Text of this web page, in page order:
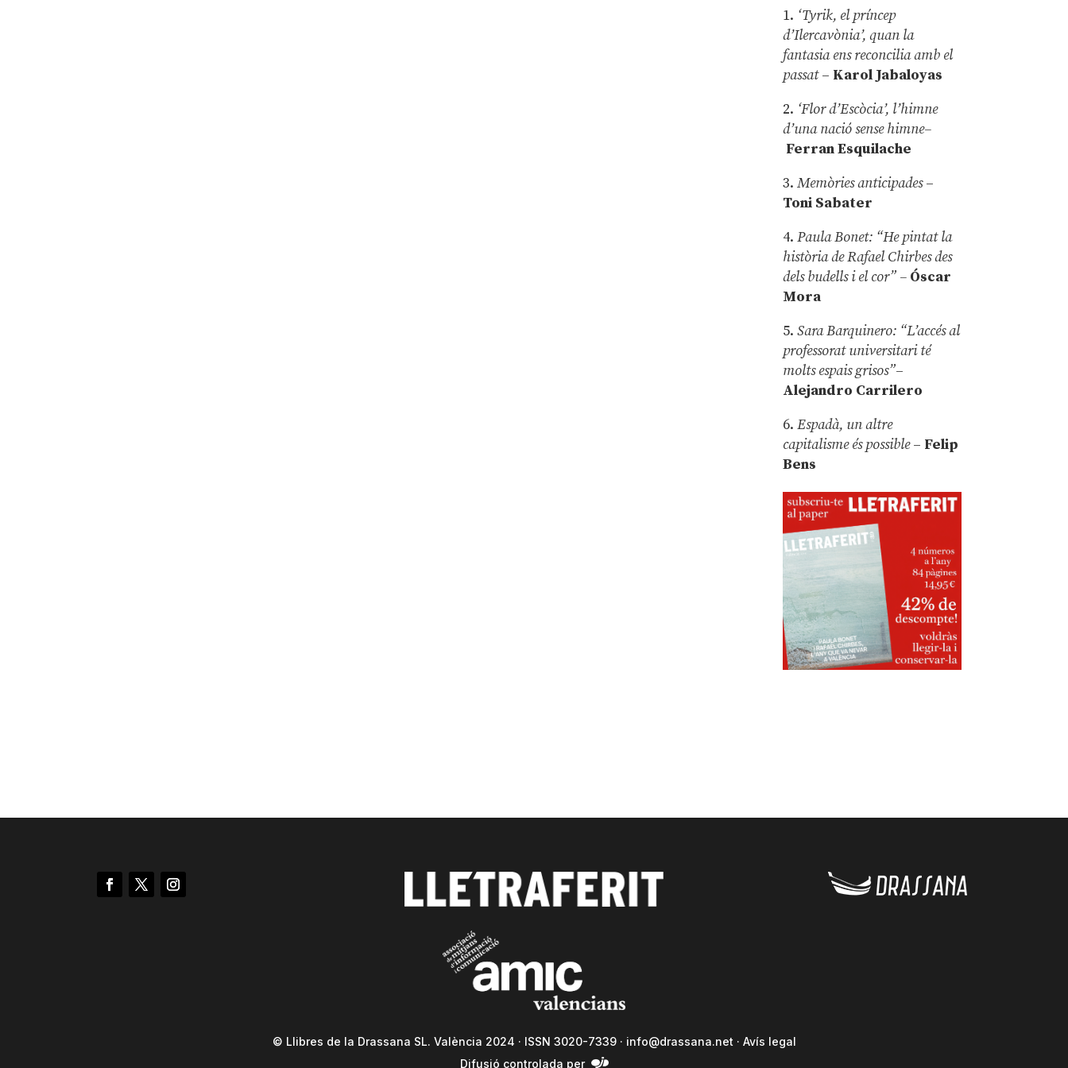
1. ‘Tyrik, el príncep
d’Ilercavònia’, quan la
fantasia ens reconcilia amb el
passat– Karol Jabaloyas
2. ‘Flor d’Escòcia’, l’himne
d’una nació sense himne–
Ferran Esquilache
3.Memòries anticipades–
Toni Sabater
4.Paula Bonet: “He pintat la
història de Rafael Chirbes des
dels budells i el cor” – Óscar
Mora
5.Sara Barquinero: “L’accés al
professorat universitari té
molts espais grisos”–
Alejandro Carrilero
6.Espadà, un altre
capitalisme és possible – Felip
Bens
© Llibres de la Drassana SL. València 2024 · ISSN 3020-7339 · info@drassana.net · Avís legal
Difusió controlada per